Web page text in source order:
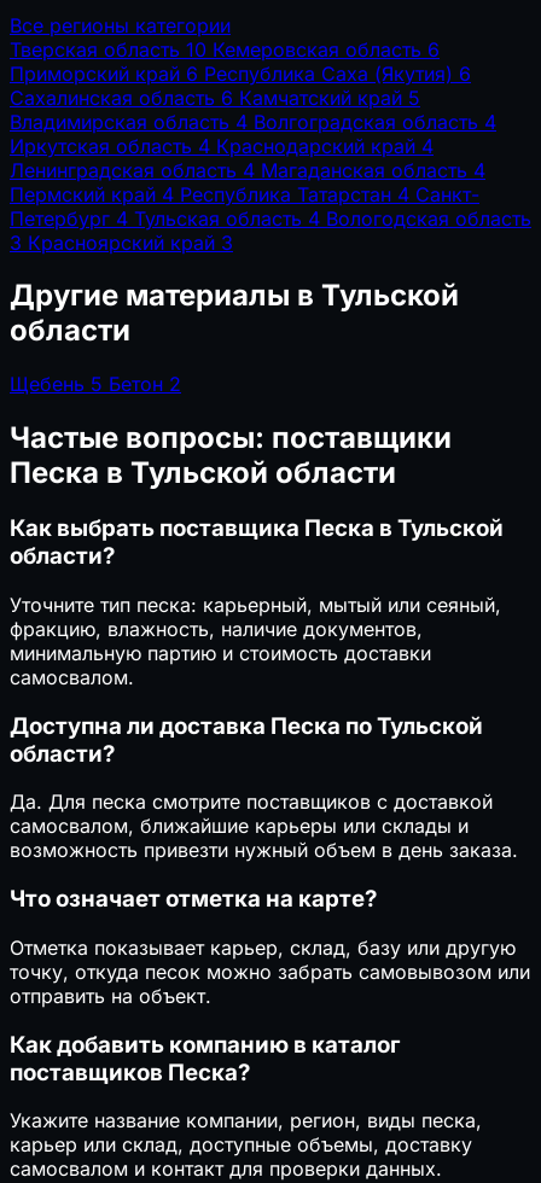
Все регионы категории
Тверская область 10 Кемеровская область 6
Приморский край 6 Республика Саха (Якутия) 6
Сахалинская область 6 Камчатский край 5
Владимирская область 4 Волгоградская область 4
Иркутская область 4 Краснодарский край 4
Ленинградская область 4 Магаданская область 4
Пермский край 4 Республика Татарстан 4 Санкт-
Петербург 4 Тульская область 4 Вологодская область
3 Красноярский край 3
Другие материалы в Тульской
области
Щебень 5 Бетон 2
Частые вопросы: поставщики
Песка в Тульской области
Как выбрать поставщика Песка в Тульской
области?
Уточните тип песка: карьерный, мытый или сеяный,
фракцию, влажность, наличие документов,
минимальную партию и стоимость доставки
самосвалом.
Доступна ли доставка Песка по Тульской
области?
Да. Для песка смотрите поставщиков с доставкой
самосвалом, ближайшие карьеры или склады и
возможность привезти нужный объем в день заказа.
Что означает отметка на карте?
Отметка показывает карьер, склад, базу или другую
точку, откуда песок можно забрать самовывозом или
отправить на объект.
Как добавить компанию в каталог
поставщиков Песка?
Укажите название компании, регион, виды песка,
карьер или склад, доступные объемы, доставку
самосвалом и контакт для проверки данных.